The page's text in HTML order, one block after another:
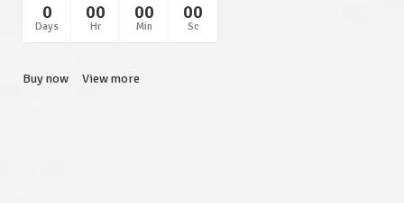
0
Days
00
Hr
00
Min
00
Sc
Buy now View more